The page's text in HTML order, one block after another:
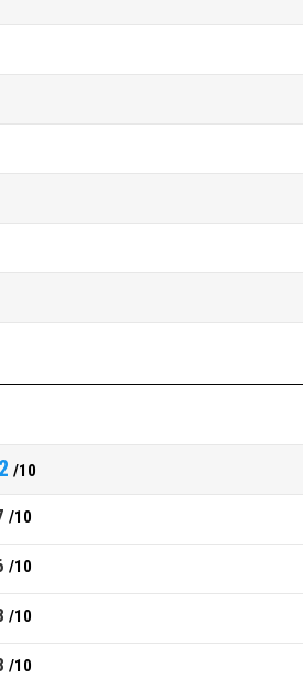
/10
/10
/10
/10
/10